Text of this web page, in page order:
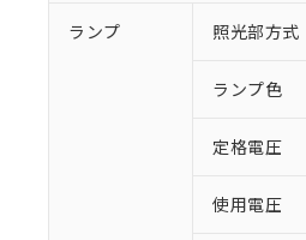
ランプ 照光部方式
ランプ色
定格電圧
使用電圧